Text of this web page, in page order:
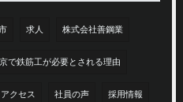
求人 株式会社善鋼業
で鉄筋工が必要とされる理由
アクセス 社員の声 採用情報